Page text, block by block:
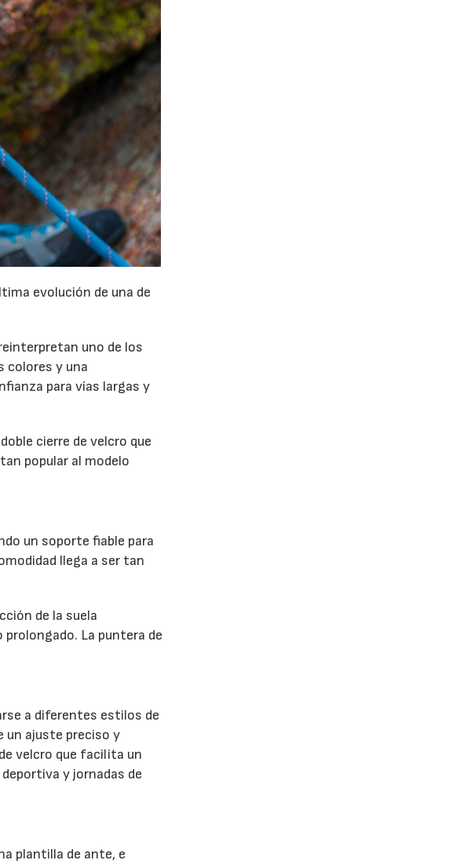
evolución de una de
uno de los
colores y una
para vías largas y
cierre de velcro que
popular al modelo
un soporte fiable para
llega a ser tan
de la suela
La puntera de
a diferentes estilos de
un ajuste preciso y
velcro que facilita un
y jornadas de
plantilla de ante, e